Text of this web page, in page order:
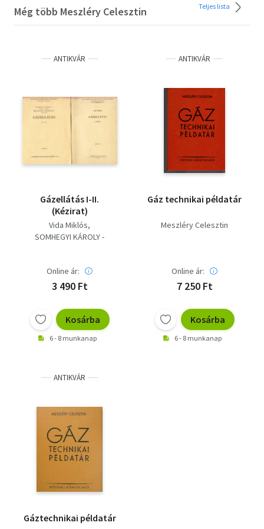
Még több Meszléry Celesztin Teljes lista
ANTIKVÁR
Gázellátás I-II.
(Kézirat)
Vida Miklós
SOMHEGYI KÁROLY -
Online ár:
3 490 Ft
Kosárba
6 - 8 munkanap
ANTIKVÁR
Gáz technikai példatár
Meszléry Celesztin
Online ár:
7 250 Ft
Kosárba
6 - 8 munkanap
ANTIKVÁR
Gáztechnikai példatár